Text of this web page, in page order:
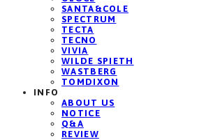
SANTA&COLE
SPECTRUM
TECTA
TECNO
VIVIA
WILDE SPIETH
WASTBERG
TOMDIXON
INFO
ABOUT US
NOTICE
Q&A
REVIEW